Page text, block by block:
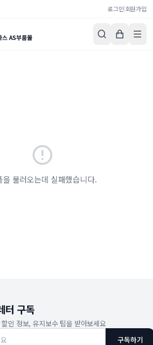
로그인|회원가입
스 AS부품몰
을 불러오는데 실패했습니다.
터 구독
인 정보, 유지보수 팁을 받아보세요
구독하기